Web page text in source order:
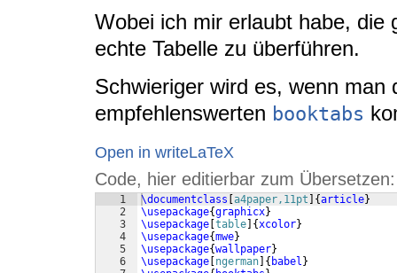
Wobei ich mir erlaubt habe, die
echte Tabelle zu überführen.
Schwieriger wird es, wenn man
empfehlenswerten booktabs
Open in writeLaTeX
Code, hier editierbar zum Übersetzen:
1
2
3
4
5
6
\documentclass a4paper,11pt {article}
\usepackage{graphicx}
\usepackage table {xcolor}
\usepackage{mwe}
\usepackage{wallpaper}
\usepackage ngerman { babel }